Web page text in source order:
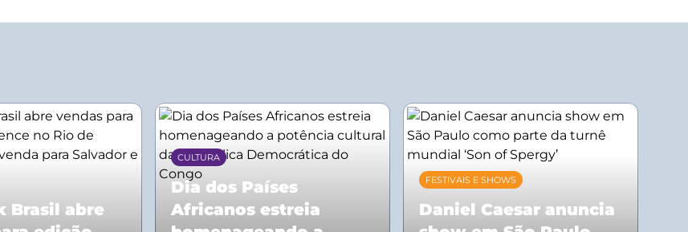
Brasil abre
CULTURA
Dia dos Países
Africanos estreia
FESTIVAIS E SHOWS
Daniel Caesar anuncia